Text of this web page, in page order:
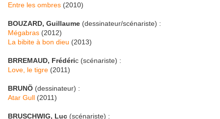
Entre les ombres (2010)
BOUZARD, Guillaume (dessinateur/scénariste) :
Mégabras (2012)
La bibite à bon dieu (2013)
BRREMAUD, Frédéric (scénariste) :
Love, le tigre (2011)
BRUNÖ (dessinateur) :
Atar Gull (2011)
BRUSCHWIG, Luc (scénariste) :